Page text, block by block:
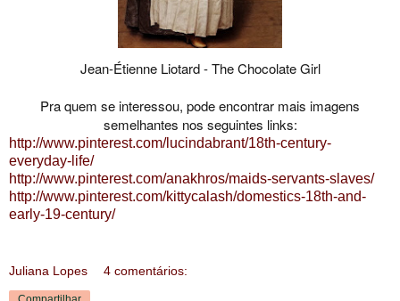
Jean-Étienne Liotard - The Chocolate Girl
Pra quem se interessou, pode encontrar mais imagens
semelhantes nos seguintes links:
http://www.pinterest.com/lucindabrant/18th-century-
everyday-life/
http://www.pinterest.com/anakhros/maids-servants-slaves/
http://www.pinterest.com/kittycalash/domestics-18th-and-
early-19-century/
Juliana Lopes 4 comentários: